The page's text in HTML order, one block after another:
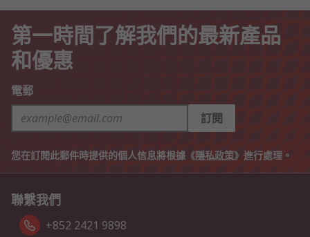
第一時間了解我們的最新產品
和優惠
電郵
訂閱
您在訂閱此郵件時提供的個人信息將根據《隱私政策》進行處理。
聯繫我們
+852 2421 9898